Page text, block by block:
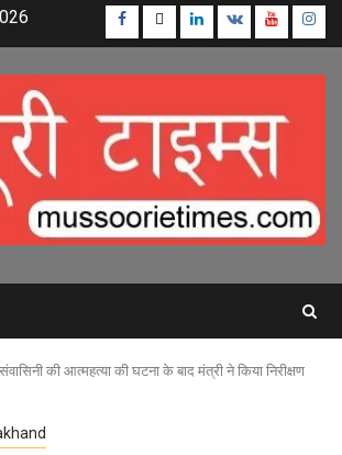
Facebook
TwitterLinkedin
VK Youtube
की आत्महत्या की घटना के बाद मंत्री ने किया निरीक्षण